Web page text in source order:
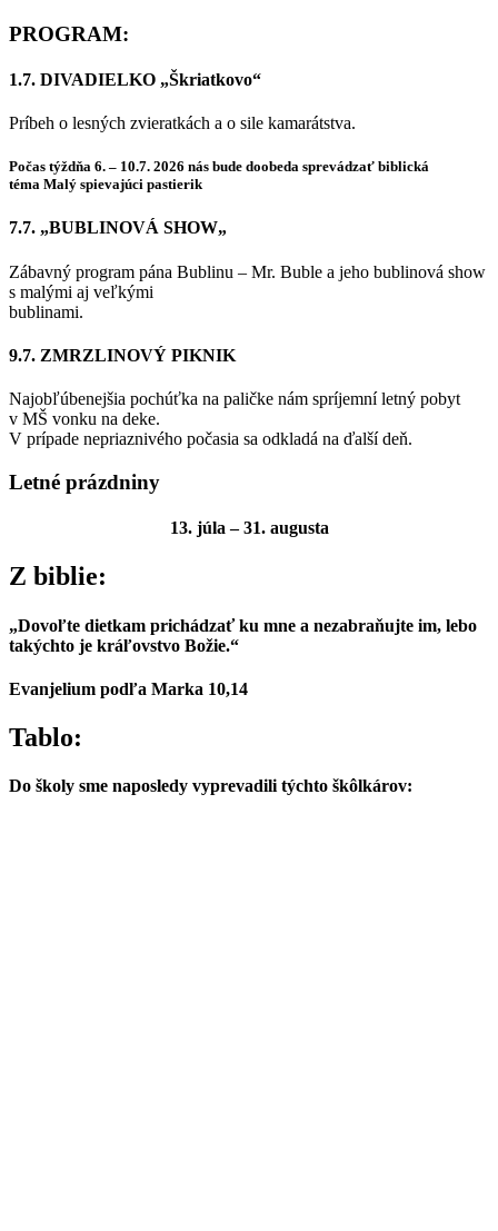
PROGRAM:
1.7. DIVADIELKO „Škriatkovo“
Príbeh o lesných zvieratkách a o sile kamarátstva.
Počas týždňa 6. – 10.7. 2026 nás bude doobeda sprevádzať biblická
téma Malý spievajúci pastierik
7.7. „BUBLINOVÁ SHOW„
Zábavný program pána Bublinu – Mr. Buble a jeho bublinová show
s malými aj veľkými
bublinami.
9.7. ZMRZLINOVÝ PIKNIK
Najobľúbenejšia pochúťka na paličke nám spríjemní letný pobyt
v MŠ vonku na deke.
V prípade nepriaznivého počasia sa odkladá na ďalší deň.
Letné prázdniny
13. júla – 31. augusta
Z biblie:
„Dovoľte dietkam prichádzať ku mne a nezabraňujte im, lebo
takýchto je kráľovstvo Božie.“
Evanjelium podľa Marka 10,14
Tablo:
Do školy sme naposledy vyprevadili týchto škôlkárov: